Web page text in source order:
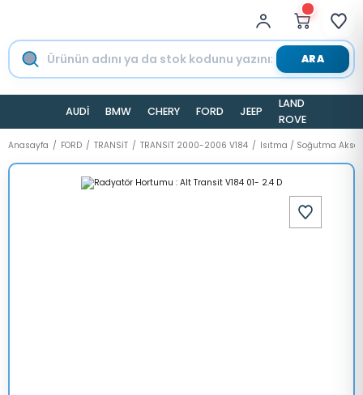
ARA
AUDİ BMW CHERY FORD JEEP
LAND
ROVER
Anasayfa FORD TRANSİT TRANSİT 2000-2006 V184 Isıtma / Soğutma